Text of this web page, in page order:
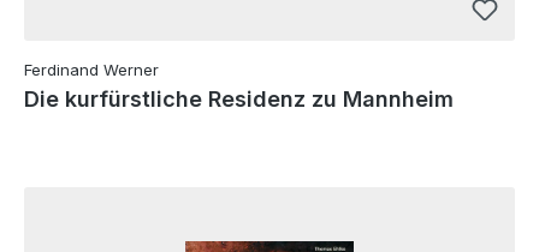
Ferdinand Werner
Die kurfürstliche Residenz zu Mannheim